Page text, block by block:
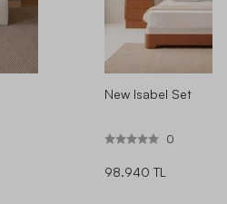
New Isabel Set
0
98.940 TL